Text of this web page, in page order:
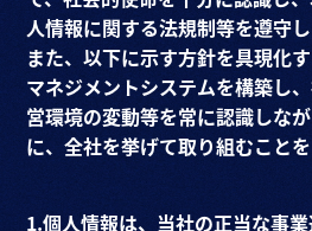
人情報に関する法規制等を遵守し
また、以下に示す方針を具現化
マネジメントシステムを構築し
営環境の変動等を常に認識しな
に、全社を挙げて取り組むことを
1.個人情報は、当社の正当な事